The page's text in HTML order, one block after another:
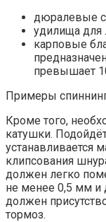
дюралевые
удилища
карповые
превышает
Примеры
Кроме того,
катушки.
устанавливается
клипсования
должен легко
не менее 0,5 мм и
должен
тормоз.